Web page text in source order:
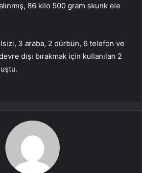
86 kilo 500 gram skunk ele
3 araba, 2 dürbün, 6 telefon ve
dışı bırakmak için kullanılan 2